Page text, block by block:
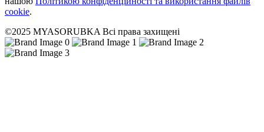
cookie.
©2025 MYASORUBKA Всі права захищені